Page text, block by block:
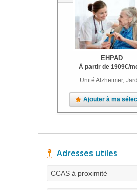
EHPAD
À partir de 1909€/
Unité Alzheimer,
Ajouter à ma
Adresses utiles
CCAS à proximité